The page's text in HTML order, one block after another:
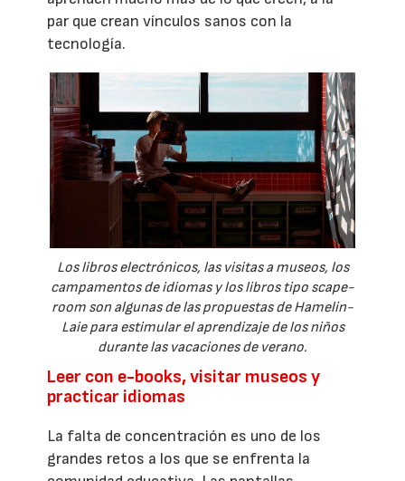
par que crean vínculos sanos con la
tecnología.
Los libros electrónicos, las visitas a museos, los
campamentos de idiomas y los libros tipo scape-
room son algunas de las propuestas de Hamelin-
Laie para estimular el aprendizaje de los niños
durante las vacaciones de verano.
Leer con e-books, visitar museos y
practicar idiomas
La falta de concentración es uno de los
grandes retos a los que se enfrenta la